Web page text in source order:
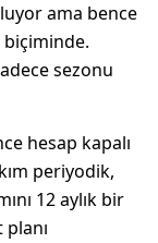
ama bence
sezonu
hesap kapalı
periyodik,
12 aylık bir